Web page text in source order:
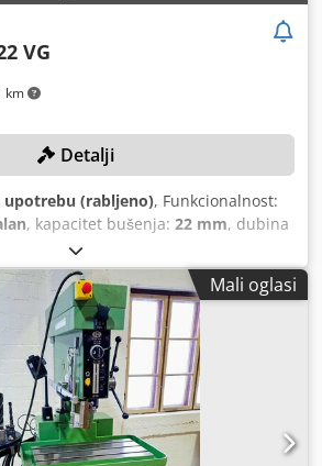
km
VG
Detalji
upotrebu (rabljeno), Funkcionalnost:
, kapacitet bušenja: 22 mm, dubina
1.800 mm
brzina okretanja:3.600 okr/min,
Djdpfx Ahey Hg E Tsiewa Dubina
bušenja: 22 mm Previs stroja:
jedinica: 4 Snaga: 4,4 kW Vrsta stola:
stola: 1.800 x 500 mm Snaga glavnog
broja okretaja vretena: 345 - 3.600
Dimenzije i težina Dimenzije (D x Š x
mm Težina praznog stroja: 1.500
1 OPREMA Dokumentacija
Mali oglasi